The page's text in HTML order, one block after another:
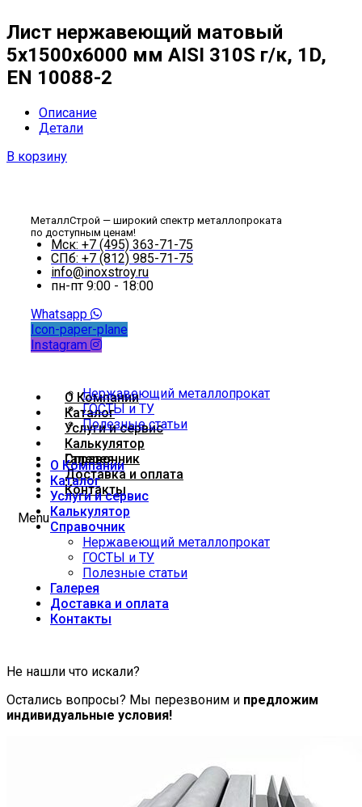
Лист нержавеющий матовый
5х1500х6000 мм AISI 310S г/к, 1D,
EN 10088-2
Описание
Детали
В корзину
МеталлСтрой — широкий спектр металлопроката
по доступным ценам!
Мск: +7 (495) 363-71-75
СПб: +7 (812) 985-71-75
info@inoxstroy.ru
пн-пт 9:00 - 18:00
Whatsapp
Icon-paper-plane
Instagram
О Компании
Каталог
Услуги и сервис
Калькулятор
Справочник
Нержавеющий металлопрокат
ГОСТЫ и ТУ
Полезные статьи
Галерея
Доставка и оплата
Контакты
Menu
О Компании
Каталог
Услуги и сервис
Калькулятор
Справочник
Нержавеющий металлопрокат
ГОСТЫ и ТУ
Полезные статьи
Галерея
Доставка и оплата
Контакты
Не нашли что искали?
Остались вопросы? Мы перезвоним и предложим
индивидуальные условия!